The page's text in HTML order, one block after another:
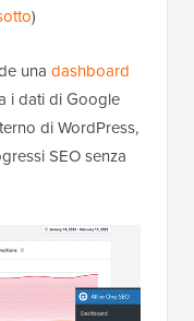
)
una dashboard
i dati di Google
di WordPress,
SEO senza